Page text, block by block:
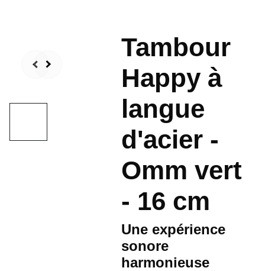
Tambour
Happy à
langue
d'acier -
Omm vert
- 16 cm
Une expérience
sonore
harmonieuse